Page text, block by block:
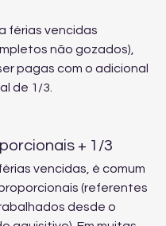
férias vencidas
não gozados),
pagas com o adicional
de 1/3.
+ 1/3
vencidas, é comum
(referentes
desde o